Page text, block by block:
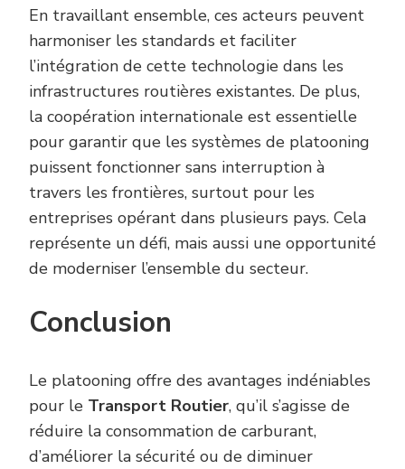
En travaillant ensemble, ces acteurs peuvent
harmoniser les standards et faciliter
l’intégration de cette technologie dans les
infrastructures routières existantes. De plus,
la coopération internationale est essentielle
pour garantir que les systèmes de platooning
puissent fonctionner sans interruption à
travers les frontières, surtout pour les
entreprises opérant dans plusieurs pays. Cela
représente un défi, mais aussi une opportunité
de moderniser l’ensemble du secteur.
Conclusion
Le platooning offre des avantages indéniables
pour le Transport Routier, qu’il s’agisse de
réduire la consommation de carburant,
d’améliorer la sécurité ou de diminuer